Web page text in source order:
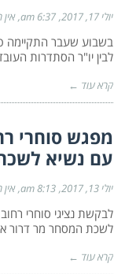
יולי 17, 2017 6:37 am אין
בשבוע שעבר התקיימה
לבין יו"ר הסתדרות
קרא עוד ←
מפגש סוחרי
עם נשיא
יולי 13, 2017 8:13 am אין
לבקשת נציגי סוחרי
לשכת המסחר מר דרור
קרא עוד ←